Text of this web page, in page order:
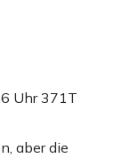
Uhr371T
aber die